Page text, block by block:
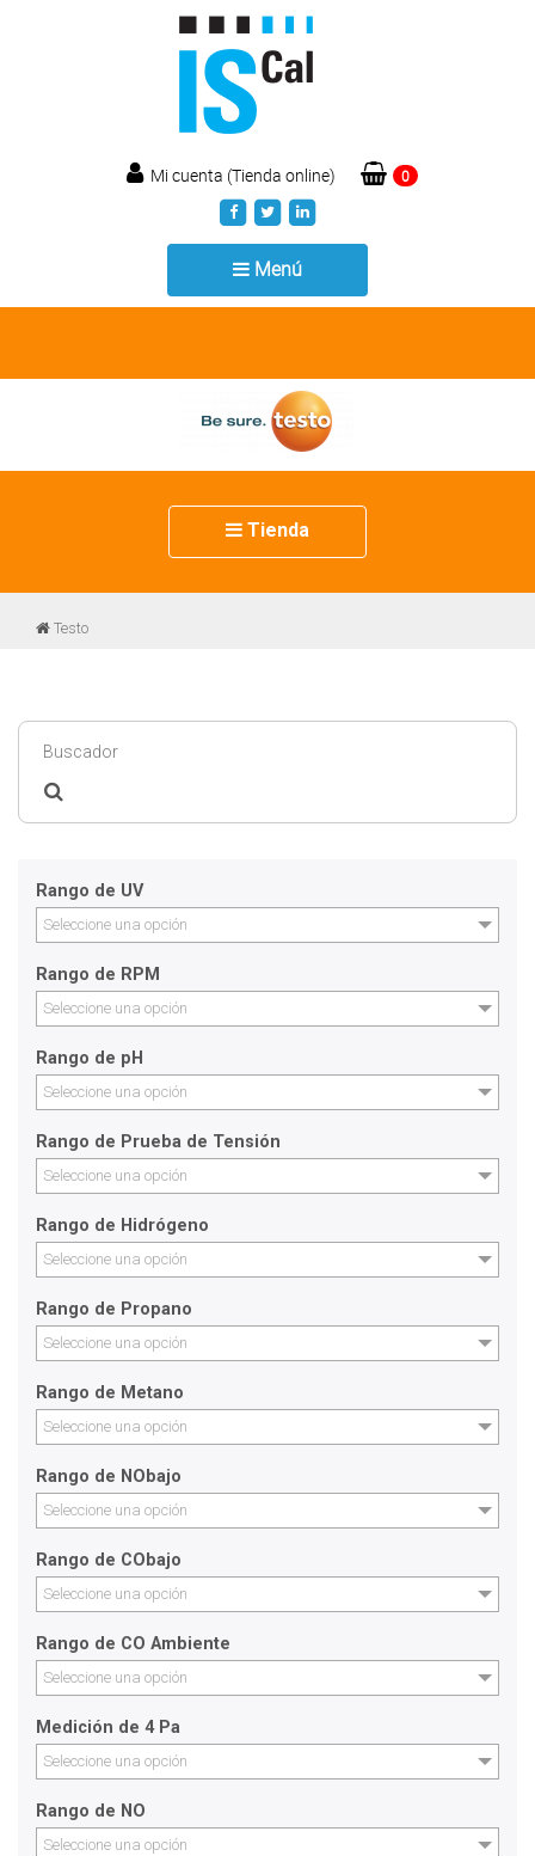
Mi cuenta (Tienda online) 0
Menú
navigation
Tienda
navigation
Testo
Rango de UV
Seleccione una opción
Rango de RPM
Seleccione una opción
Rango de pH
Seleccione una opción
Rango de Prueba de Tensión
Seleccione una opción
Rango de Hidrógeno
Seleccione una opción
Rango de Propano
Seleccione una opción
Rango de Metano
Seleccione una opción
Rango de NObajo
Seleccione una opción
Rango de CObajo
Seleccione una opción
Rango de CO Ambiente
Seleccione una opción
Medición de 4 Pa
Seleccione una opción
Rango de NO
Seleccione una opción